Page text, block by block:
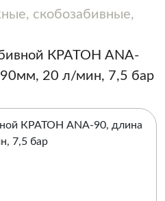
скобозабивные,
КРАТОН ANA-
90мм, 20 л/мин, 7,5 бар